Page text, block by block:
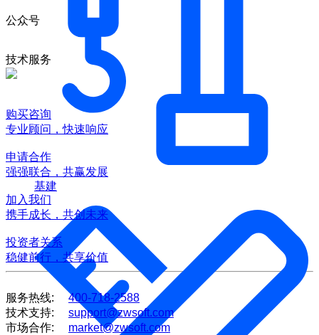
基建
公众号
技术服务
购买咨询
专业顾问，快速响应
申请合作
强强联合，共赢发展
加入我们
携手成长，共创未来
投资者关系
稳健前行，共享价值
服务热线:
400-718-2588
技术支持:
support@zwsoft.com
市场合作:
market@zwsoft.com